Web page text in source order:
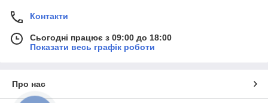
Контакти
Сьогодні працює з 09:00 до 18:00
Показати весь графік роботи
Про нас